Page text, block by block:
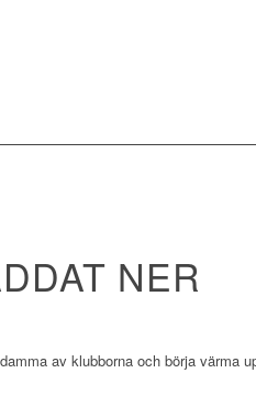
NER
av klubborna och börja värma